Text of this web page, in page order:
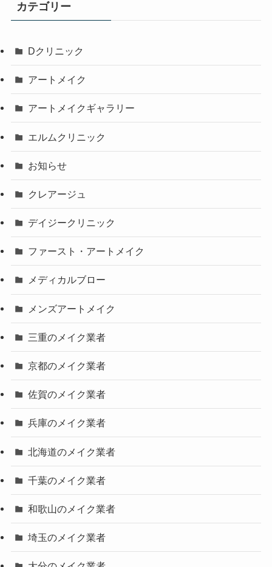
カテゴリー
Dクリニック
アートメイク
アートメイクギャラリー
エルムクリニック
お知らせ
クレアージュ
デイジークリニック
ファースト・アートメイク
メディカルブロー
メンズアートメイク
三重のメイク業者
京都のメイク業者
佐賀のメイク業者
兵庫のメイク業者
北海道のメイク業者
千葉のメイク業者
和歌山のメイク業者
埼玉のメイク業者